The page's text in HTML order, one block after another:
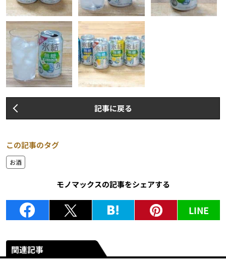
記事に戻る
この記事のタグ
お酒
モノマックスの記事をシェアする
LINE
関連記事